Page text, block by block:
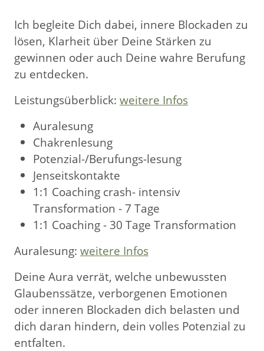
Ich begleite Dich dabei, innere Blockaden zu
lösen, Klarheit über Deine Stärken zu
gewinnen oder auch Deine wahre Berufung
zu entdecken.
Leistungsüberblick: weitere Infos
Auralesung
Chakrenlesung
Potenzial-/Berufungs-lesung
Jenseitskontakte
1:1 Coaching crash- intensiv
Transformation - 7 Tage
1:1 Coaching - 30 Tage Transformation
Auralesung: weitere Infos
Deine Aura verrät, welche unbewussten
Glaubenssätze, verborgenen Emotionen
oder inneren Blockaden dich belasten und
dich daran hindern, dein volles Potenzial zu
entfalten.